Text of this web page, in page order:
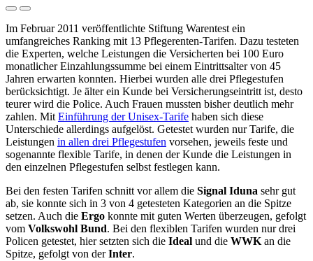
Im Februar 2011 veröffentlichte Stiftung Warentest ein
umfangreiches Ranking mit 13 Pflegerenten-Tarifen. Dazu testeten
die Experten, welche Leistungen die Versicherten bei 100 Euro
monatlicher Einzahlungssumme bei einem Eintrittsalter von 45
Jahren erwarten konnten. Hierbei wurden alle drei Pflegestufen
berücksichtigt. Je älter ein Kunde bei Versicherungseintritt ist, desto
teurer wird die Police. Auch Frauen mussten bisher deutlich mehr
zahlen. Mit Einführung der Unisex-Tarife haben sich diese
Unterschiede allerdings aufgelöst. Getestet wurden nur Tarife, die
Leistungen in allen drei Pflegestufen vorsehen, jeweils feste und
sogenannte flexible Tarife, in denen der Kunde die Leistungen in
den einzelnen Pflegestufen selbst festlegen kann.
Bei den festen Tarifen schnitt vor allem die Signal Iduna sehr gut
ab, sie konnte sich in 3 von 4 getesteten Kategorien an die Spitze
setzen. Auch die Ergo konnte mit guten Werten überzeugen, gefolgt
vom Volkswohl Bund. Bei den flexiblen Tarifen wurden nur drei
Policen getestet, hier setzten sich die Ideal und die WWK an die
Spitze, gefolgt von derInter.